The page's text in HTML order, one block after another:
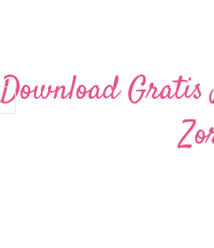
Download Gratis